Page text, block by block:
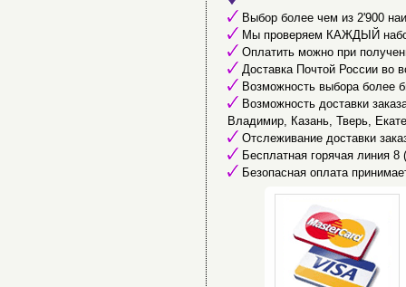
Выбор более чем из 2'900
Мы проверяем КАЖДЫЙ набор
Оплатить можно при
Доставка Почтой России во
Возможность выбора более
Возможность доставки
Владимир, Казань, Тверь,
Отслеживание доставки
Бесплатная горячая линия
Безопасная оплата